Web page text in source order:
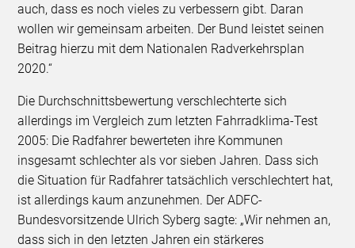
auch, dass es noch vieles zu verbessern gibt. Daran
wollen wir gemeinsam arbeiten. Der Bund leistet seinen
Beitrag hierzu mit dem Nationalen Radverkehrsplan
2020.“
Die Durchschnittsbewertung verschlechterte sich
allerdings im Vergleich zum letzten Fahrradklima-Test
2005: Die Radfahrer bewerteten ihre Kommunen
insgesamt schlechter als vor sieben Jahren. Dass sich
die Situation für Radfahrer tatsächlich verschlechtert hat,
ist allerdings kaum anzunehmen. Der ADFC-
Bundesvorsitzende Ulrich Syberg sagte: „Wir nehmen an,
dass sich in den letzten Jahren ein stärkeres